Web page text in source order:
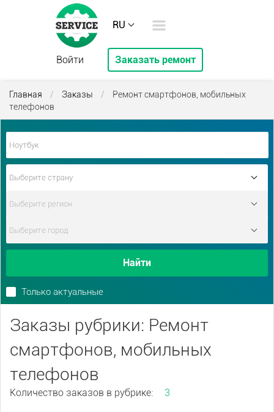
RU
Войти Заказать ремонт
Главная / Заказы /
Ремонт смартфонов, мобильных
телефонов
Найти
Только актуальные
Заказы рубрики: Ремонт
смартфонов, мобильных
телефонов
Количество заказов в рубрике: 3